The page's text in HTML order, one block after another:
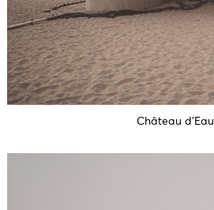
Château d'Eau